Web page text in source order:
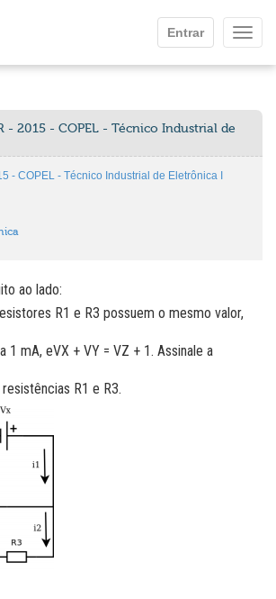
Entrar
- 2015 - COPEL - Técnico Industrial de
- COPEL - Técnico Industrial de Eletrônica I
ao lado:
R1 e R3 possuem o mesmo valor,
1 mA, eVX + VY = VZ + 1. Assinale a
R1 e R3.